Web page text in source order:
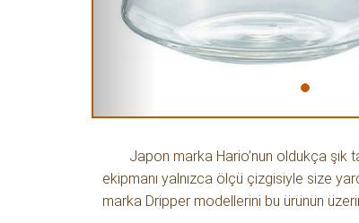
Japon marka Hario’nun oldukça şık
ekipmanı yalnızca ölçü çizgisiyle size
marka Dripper modellerini bu ürünün